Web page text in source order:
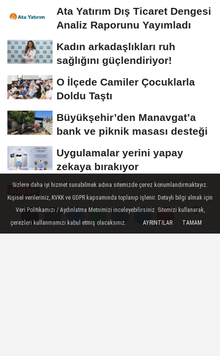
Yorumlar
Ata Yatırım Dış Ticaret Dengesi
Analiz Raporunu Yayımladı
Kadın arkadaşlıkları ruh
sağlığını güçlendiriyor!
O İlçede Camiler Çocuklarla
Doldu Taştı
Büyükşehir’den Manavgat’a
bank ve piknik masası desteği
Uygulamalar yerini yapay
zekaya bırakıyor
Yayınlanma: 04 Ekim 2022 - 17:36
Portakal Vadisi'nde sona doğru
Yorumlar
Sizlere daha iyi hizmet sunabilmek adına sitemizde çerez konumlandırmaktayız.
Kişisel verileriniz, KVKK ve GDPR kapsamında toplanıp işlenir. Detaylı bilgi almak için
Veri Politikamızı / Aydınlatma Metnimizi inceleyebilirsiniz. Sitemizi kullanarak,
çerezleri kullanmamızı kabul etmiş olacaksınız.
AYRINTILAR TAMAM